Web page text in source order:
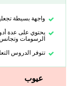
واجهة بسيطة
يحتوي على عدة
الرسومات
تتوفر الدروس
عيوب